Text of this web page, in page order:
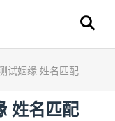
试姻缘 姓名匹配
姓名匹配